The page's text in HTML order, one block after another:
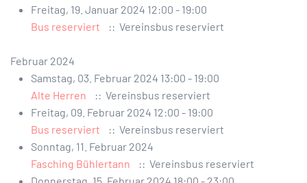
Freitag, 19. Januar 2024 12:00 - 19:00
Bus reserviert
:: Vereinsbus reserviert
Februar 2024
Samstag, 03. Februar 2024 13:00 - 19:00
Alte Herren
:: Vereinsbus reserviert
Freitag, 09. Februar 2024 12:00 - 19:00
Bus reserviert
:: Vereinsbus reserviert
Sonntag, 11. Februar 2024
Fasching Bühlertann
:: Vereinsbus reserviert